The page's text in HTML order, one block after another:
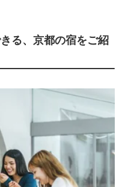
る、京都の宿をご紹